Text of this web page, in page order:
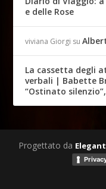
e delle Rose
viviana Giorgi su
La cassetta degli
verbali | Babette
“Ostinato
Progettato da